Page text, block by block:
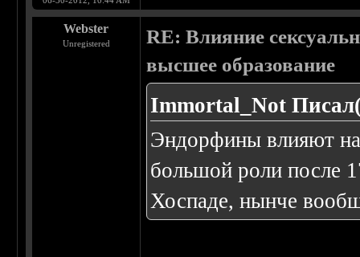
Webster
Unregistered
RE: Влияние
высшее образование
Immortal_Not
Эндорфины влияют
большой роли после
Хоспаде, нынче